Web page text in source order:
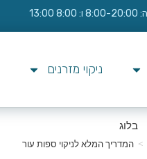
ניקוי מזרנים
בלוג
> המדריך המלא לניקוי ספות עור